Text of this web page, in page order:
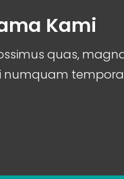
Kami
quas,
numquam tempora